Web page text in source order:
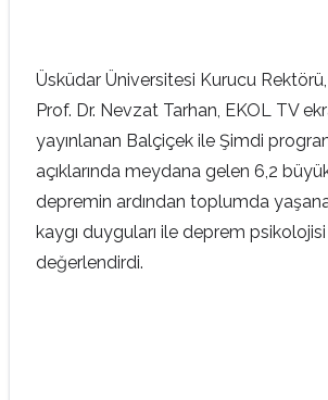
Üsküdar Üniversitesi Kurucu
Prof. Dr. Nevzat Tarhan, EKOL TV
yayınlanan Balçiçek ile Şimdi
açıklarında meydana gelen 6,2
depremin ardından toplumda
kaygı duyguları ile deprem
değerlendirdi.